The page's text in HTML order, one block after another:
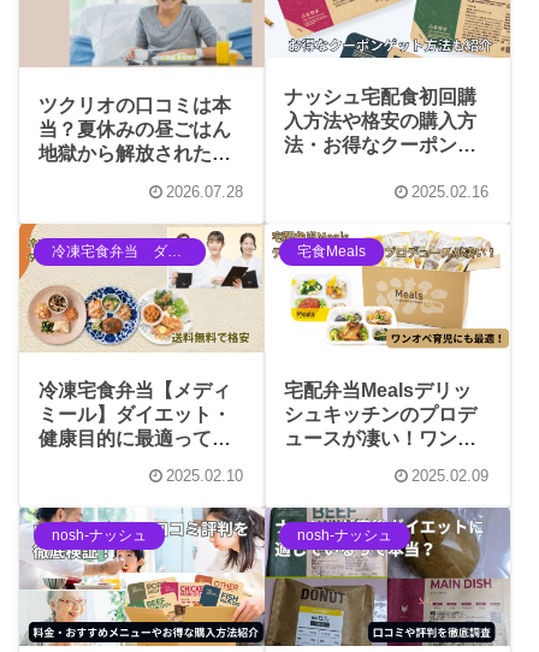
ツクリオの口コミは本
当？夏休みの昼ごはん
地獄から解放されたワ
2026.07.28
ナッシュ宅配食初回購
入方法や格安の購入方
法・お得なクーポンゲ
2025.02.16
冷凍宅食弁当【メディ
ミール】ダイエット・
健康目的に最適って本
2025.02.10
宅食Meals
宅配弁当Mealsデリッ
シュキッチンのプロデ
ュースが凄い！ワンオ
2025.02.09
nosh-ナッシュ nosh-ナッシュ